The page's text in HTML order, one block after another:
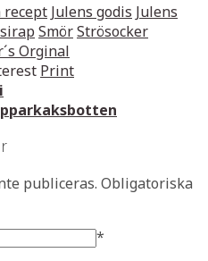
recept Julens godis Julens
SmörStrösocker
Orginal
Print
publiceras. Obligatoriska
*